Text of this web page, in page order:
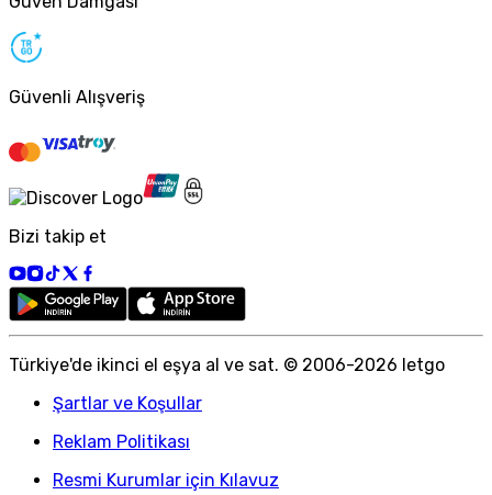
Güvenli Alışveriş
Bizi takip et
Türkiye'de ikinci el eşya al ve sat. © 2006-2026 letgo
Şartlar ve Koşullar
Reklam Politikası
Resmi Kurumlar için Kılavuz